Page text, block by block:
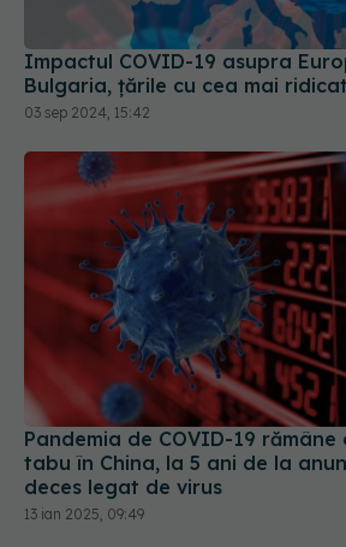
Impactul COVID-19 asupra
Bulgaria, țările cu cea mai
03 sep 2024, 15:42
Pandemia de COVID-19
tabu în China, la 5 ani de la
deces legat de virus
13 ian 2025, 09:49